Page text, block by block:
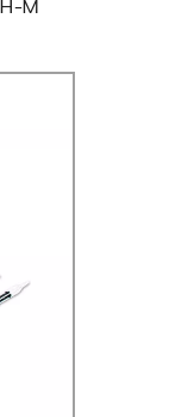
M